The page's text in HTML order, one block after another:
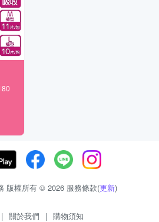
版權所有 © 2026 服務條款(更新)
| 關於我們 | 購物須知